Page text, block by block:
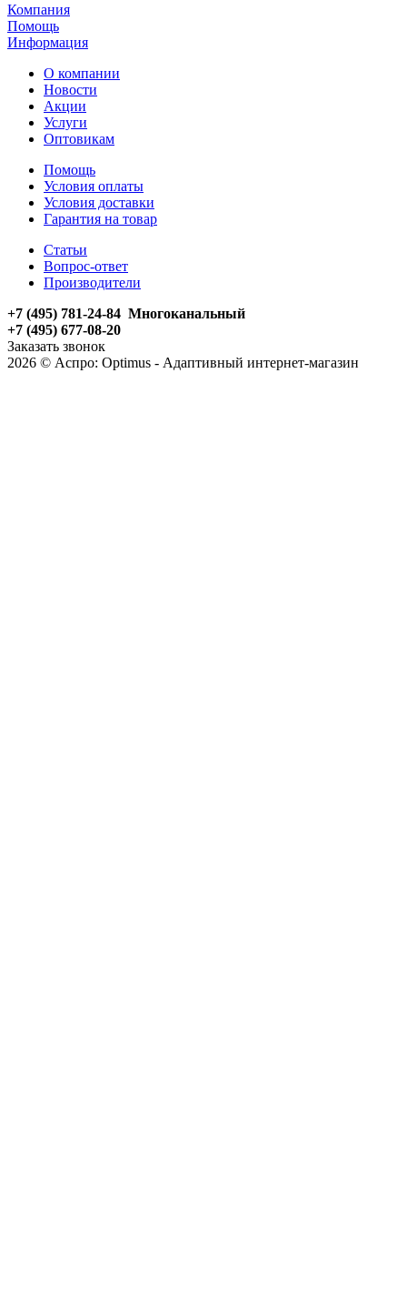
Компания
Помощь
Информация
О компании
Новости
Акции
Услуги
Оптовикам
Помощь
Условия оплаты
Условия доставки
Гарантия на товар
Статьи
Вопрос-ответ
Производители
+7 (495) 781-24-84 Многоканальный
+7 (495) 677-08-20
Заказать звонок
2026 © Аспро: Optimus - Адаптивный интернет-магазин